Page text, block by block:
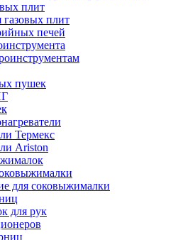
плит
плит
печей
пушек
Термекс
Ariston
для соковыжималки
для рук